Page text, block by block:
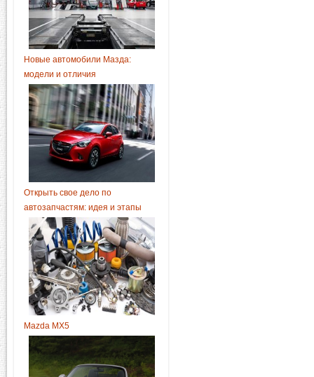
Новые автомобили Мазда:
модели и отличия
Открыть свое дело по
автозапчастям: идея и этапы
Mazda MX5